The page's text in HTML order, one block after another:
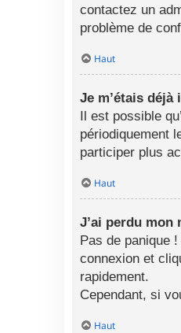
contactez un
problème de
Haut
Je m’étais
Il est possible
périodiquement
participer plus
Haut
J’ai perdu mon
Pas de panique
connexion et
rapidement.
Cependant, si
Haut